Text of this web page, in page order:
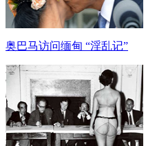
奥巴马访问缅甸 “淫乱记”